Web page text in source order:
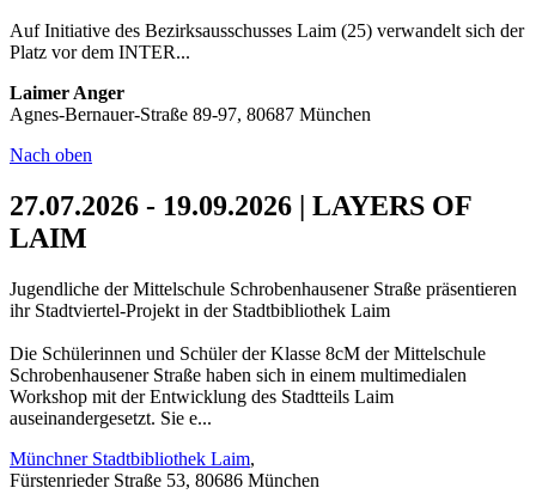
Auf Initiative des Bezirksausschusses Laim (25) verwandelt sich der
Platz vor dem INTER...
Laimer Anger
Agnes-Bernauer-Straße 89-97, 80687 München
Nach oben
27.07.2026 - 19.09.2026 | LAYERS OF
LAIM
Jugendliche der Mittelschule Schrobenhausener Straße präsentieren
ihr Stadtviertel-Projekt in der Stadtbibliothek Laim
Die Schülerinnen und Schüler der Klasse 8cM der Mittelschule
Schrobenhausener Straße haben sich in einem multimedialen
Workshop mit der Entwicklung des Stadtteils Laim
auseinandergesetzt. Sie e...
Münchner Stadtbibliothek Laim,
Fürstenrieder Straße 53, 80686 München